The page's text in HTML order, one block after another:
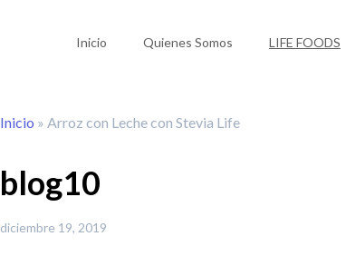
Inicio Quienes Somos LIFE FOODS
Inicio » Arroz con Leche con Stevia Life
blog10
diciembre 19, 2019